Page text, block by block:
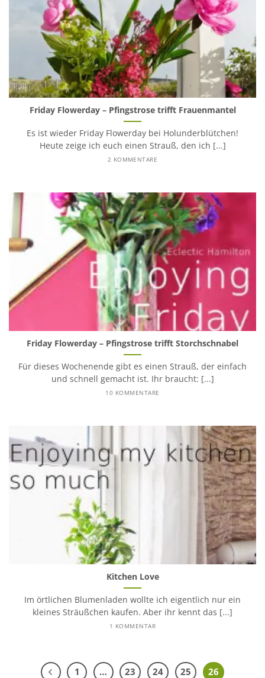
Friday Flowerday – Pfingstrose trifft Frauenmantel
Es ist wieder Friday Flowerday bei Holunderblütchen!
Heute zeige ich euch einen Strauß, den ich [...]
2 KOMMENTARE
Friday Flowerday – Pfingstrose trifft Storchschnabel
Für dieses Wochenende gibt es einen Strauß, der einfach
und schnell gemacht ist. Ihr braucht: [...]
10 KOMMENTARE
Kitchen Love
Im örtlichen Blumenladen wollte ich eigentlich nur ein
kleines Sträußchen kaufen. Aber ihr kennt das [...]
1 KOMMENTAR
1 … 23 24 25 26